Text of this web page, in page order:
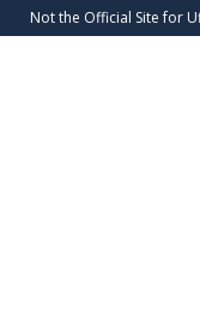
Not the Official Site for